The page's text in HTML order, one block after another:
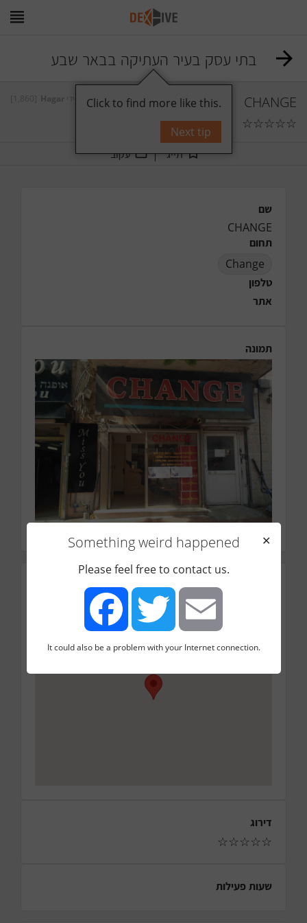
בתי עסק בעיר העתיקה בבאר שבע
CHANGE
☆
☆
☆
☆
☆
0 תגובות
תייג עקוב
שם
CHANGE
תחום
Change
טלפון
אתר
תמונה
דירוג
☆
☆
☆
☆
☆
שעות פעילות
Something weird happened
✕
Please feel free to contact us.
FacebookTwitter Email
It could also be a problem with your Internet connection.
Click to find more like this.
Next tip